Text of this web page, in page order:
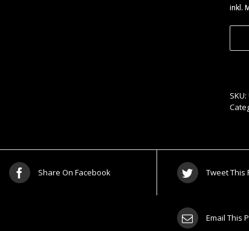
SKU:
Share On Facebook Tweet This
Email This